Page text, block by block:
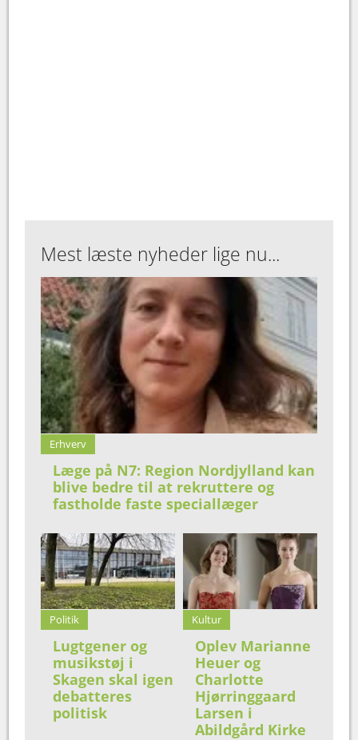
Mest læste nyheder lige nu...
Erhverv
Læge på N7: Region Nordjylland kan
blive bedre til at rekruttere og
fastholde faste speciallæger
Politik
Lugtgener og
musikstøj i
Skagen skal igen
debatteres
politisk
Kultur
Oplev Marianne
Heuer og
Charlotte
Hjørringgaard
Larsen i
Abildgård Kirke